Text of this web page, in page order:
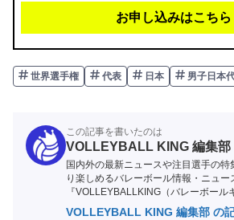
お申し込みはこちら
世界選手権 代表 日本 男子日本
この記事を書いたのは
VOLLEYBALL KING 編集部
国内外の最新ニュースや注目選手の特
り楽しめるバレーボール情報・ニュー
『VOLLEYBALLKING（バレーボール
VOLLEYBALL KING 編集部 の